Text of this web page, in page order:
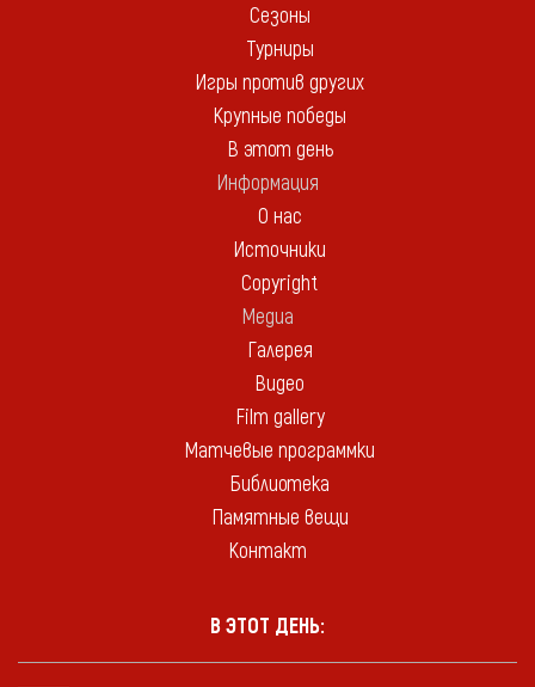
Сезоны
Турниры
Игры против других
Крупные победы
В этот день
Информация
О нас
Источники
Copyright
Медиа
Галерея
Видео
Film gallery
Матчевые программки
Библиотека
Памятные вещи
Контакт
В ЭТОТ ДЕНЬ: